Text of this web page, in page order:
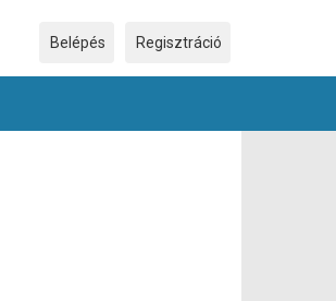
Belépés Regisztráció
Ez a weboldal cookie-kat használ a
Weboldalunk használatával Ön hozzájárul a